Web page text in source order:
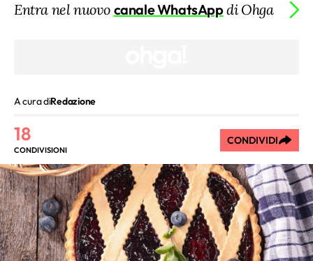
Entra nel nuovo canale WhatsAppdi Ohga
A cura diRedazione
18
CONDIVISIONI
CONDIVIDI